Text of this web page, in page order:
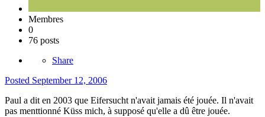
Membres
0
76 posts
Share
Posted September 12, 2006
Paul a dit en 2003 que Eifersucht n'avait jamais été jouée. Il n'avait
pas menttionné Küss mich, à supposé qu'elle a dû être jouée.